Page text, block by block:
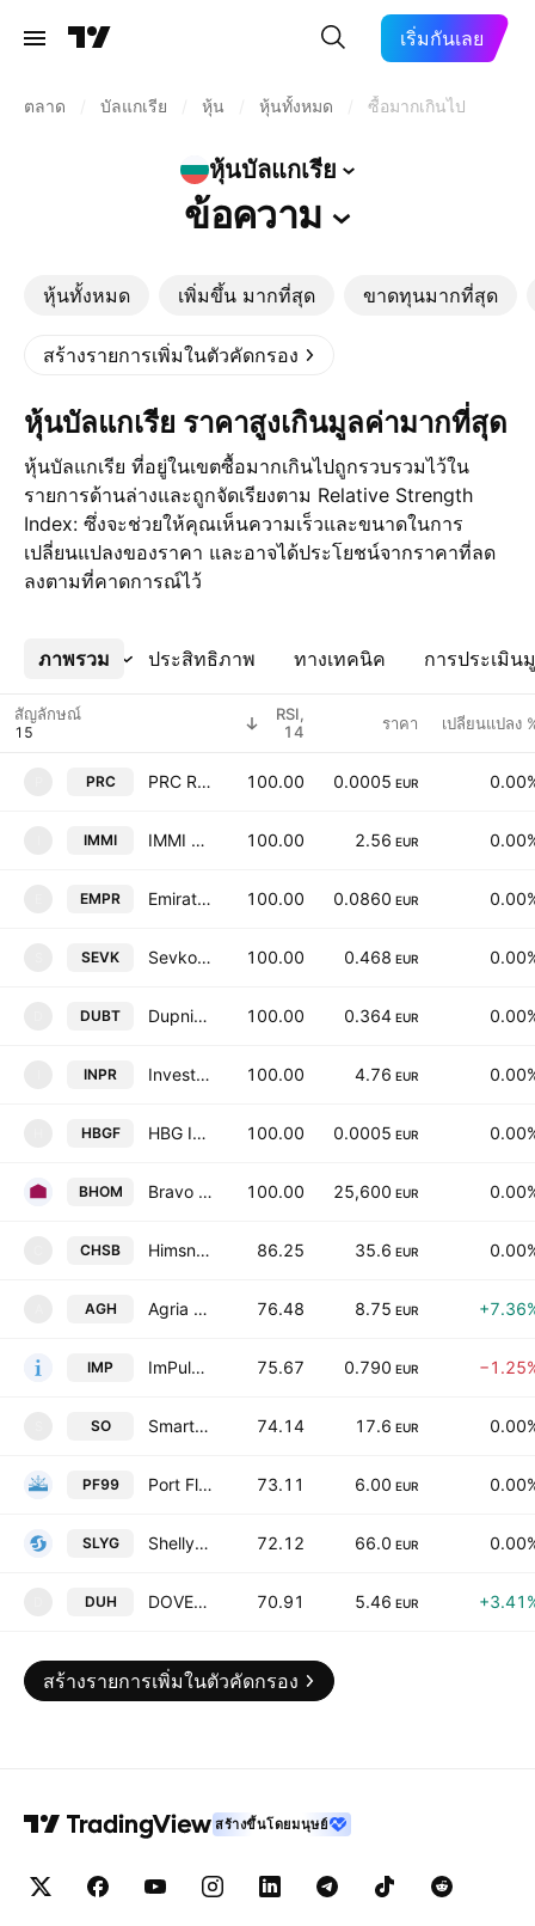
เริ่มกันเลย
ตลาด บัลแกเรีย หุ้น หุ้นทั้งหมด ซื้อมากเกินไป
หุ้นบัลแกเรีย
ข้อความ
หุ้นทั้งหมด เพิ่มขึ้น มากที่สุด ขาดทุนมากที่สุด
สร้างรายการเพิ่มในตัวคัดกรอง
หุ้นบัลแกเรีย ราคาสูงเกินมูลค่ามากที่สุด
หุ้นบัลแกเรีย ที่อยู่ในเขตซื้อมากเกินไปถูกรวบรวมไว้ใน
รายการด้านล่างและถูกจัดเรียงตาม Relative Strength
Index: ซึ่งจะช่วยให้คุณเห็นความเร็วและขนาดในการ
เปลี่ยนแปลงของราคา และอาจได้ประโยชน์จากราคาที่ลด
ลงตามที่คาดการณ์ไว้
ภาพรวม ประสิทธิภาพ ทางเทคนิค การประเมิน
เพิ่มเติม
สัญลักษณ์
RSI,
14
ราคา เปลี่ยนแปลง
PRC PRC REIT 100.00 0.0005 EUR
IMMI IMMI AD 100.00 2.56 EUR
EMPR Emirates Properties REIT 100.00 0.0860 EUR
SEVK Sevko AD 100.00 0.468 EUR
DUBT Dupnitsa-Tabac AD 100.00 0.364 EUR
INPR Investment Properties REIT 100.00 4.76 EUR
HBGF HBG Investment Property Fund REIT 100.00 0.0005 EUR
BHOM Bravo Home Eadsic 100.00 25,600 EUR
CHSB Himsnab Bulgaria AD 86.25 35.6 EUR
AGH Agria Group Holding JSC 76.48 8.75 EUR
IMP ImPulse I AD 75.67 0.790 EUR
SO Smart Organic AD 74.14 17.6 EUR
PF99 Port Fleet 99 AD 73.11 6.00 EUR
SLYG Shelly Group PLC 72.12 66.0 EUR
DUH DOVERIE - United Holding AD 70.91 5.46 EUR
สร้างรายการเพิ่มในตัวคัดกรอง
สร้างขึ้นโดยมนุษย์